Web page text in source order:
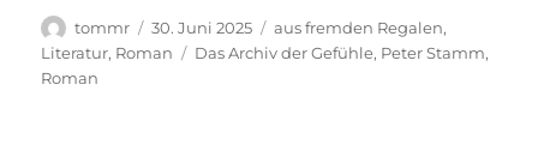
Autor
tommr
Veröffentlicht
am
30. Juni 2025 Kategorien
aus fremden Regalen,
Literatur, Roman Schlagwörter
Das Archiv der Gefühle, Peter Stamm,
Roman